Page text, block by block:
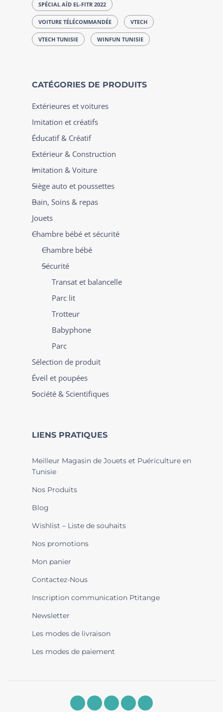
SPÉCIAL AÏD EL-FITR 2022
VOITURE TÉLÉCOMMANDÉE VTECH
VTECH TUNISIE WINFUN TUNISIE
CATÉGORIES DE PRODUITS
Extérieures et voitures
Imitation et créatifs
Éducatif & Créatif
Extérieur & Construction
Imitation & Voiture
Siège auto et poussettes
Bain, Soins & repas
Jouets
Chambre bébé et sécurité
Chambre bébé
Sécurité
Transat et balancelle
Parc lit
Trotteur
Babyphone
Parc
Sélection de produit
Éveil et poupées
Société & Scientifiques
LIENS PRATIQUES
Meilleur Magasin de Jouets et Puériculture en
Tunisie
Nos Produits
Blog
Wishlist – Liste de souhaits
Nos promotions
Mon panier
Contactez-Nous
Inscription communication Ptitange
Newsletter
Les modes de livraison
Les modes de paiement